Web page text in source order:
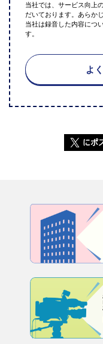
当社では、サービス向上
だいております。あらか
当社は録音した内容につ
す。
よ